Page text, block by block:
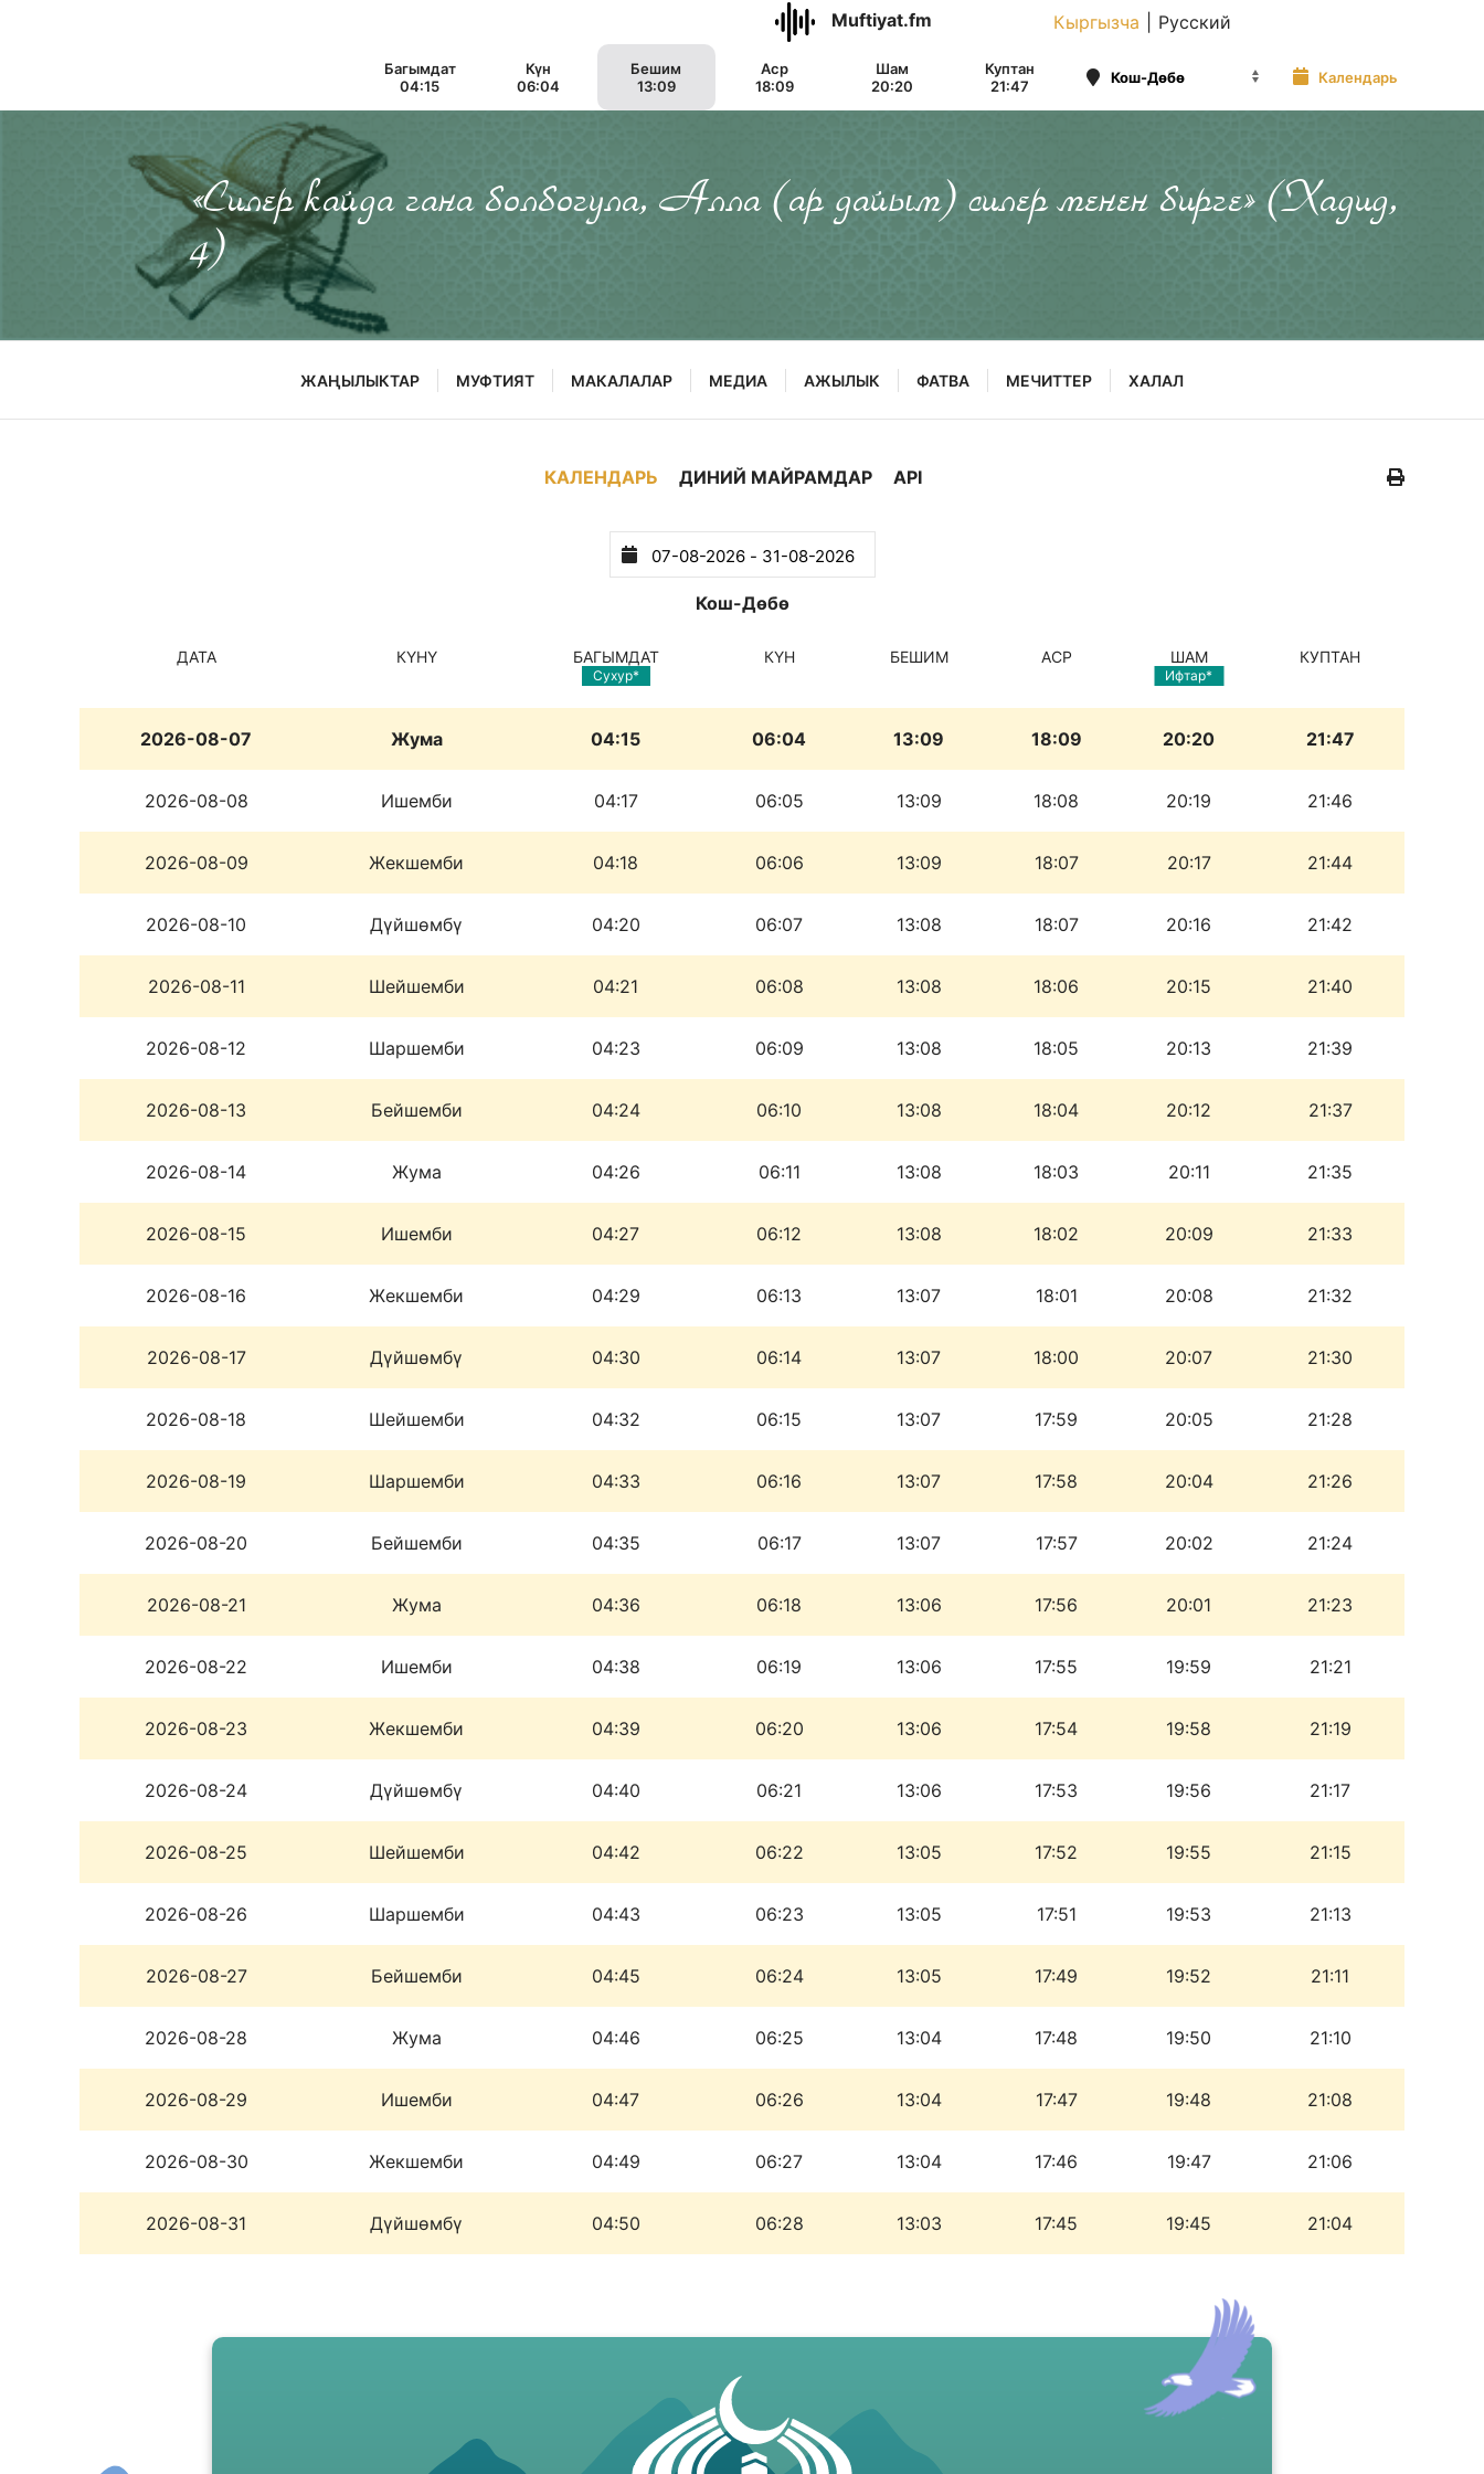
Muftiyat.fm Кыргызча Русский
Багымдат
04:15
Күн
06:04
Бешим
13:09
Аср
18:09
Шам
20:20
Куптан
21:47
Календарь
«Силер кайда гана болбогула, Алла (ар дайым) силер менен бирге» (Хадид,
4)
ЖАҢЫЛЫКТАР МУФТИЯТ МАКАЛАЛАР МЕДИА АЖЫЛЫК ФАТВА МЕЧИТТЕР ХАЛАЛ
КАЛЕНДАРЬ ДИНИЙ МАЙРАМДАР API
Кош-Дөбө
ДАТА КҮНҮ БАГЫМДАТ
Сухур*
КҮН БЕШИМ АСР ШАМ
Ифтар*
КУПТАН
2026-08-07 Жума 04:15 06:04 13:09 18:09 20:20 21:47
2026-08-08 Ишемби 04:17 06:05 13:09 18:08 20:19 21:46
2026-08-09 Жекшемби 04:18 06:06 13:09 18:07 20:17 21:44
2026-08-10 Дүйшөмбү 04:20 06:07 13:08 18:07 20:16 21:42
2026-08-11 Шейшемби 04:21 06:08 13:08 18:06 20:15 21:40
2026-08-12 Шаршемби 04:23 06:09 13:08 18:05 20:13 21:39
2026-08-13 Бейшемби 04:24 06:10 13:08 18:04 20:12 21:37
2026-08-14 Жума 04:26 06:11 13:08 18:03 20:11 21:35
2026-08-15 Ишемби 04:27 06:12 13:08 18:02 20:09 21:33
2026-08-16 Жекшемби 04:29 06:13 13:07 18:01 20:08 21:32
2026-08-17 Дүйшөмбү 04:30 06:14 13:07 18:00 20:07 21:30
2026-08-18 Шейшемби 04:32 06:15 13:07 17:59 20:05 21:28
2026-08-19 Шаршемби 04:33 06:16 13:07 17:58 20:04 21:26
2026-08-20 Бейшемби 04:35 06:17 13:07 17:57 20:02 21:24
2026-08-21 Жума 04:36 06:18 13:06 17:56 20:01 21:23
2026-08-22 Ишемби 04:38 06:19 13:06 17:55 19:59 21:21
2026-08-23 Жекшемби 04:39 06:20 13:06 17:54 19:58 21:19
2026-08-24 Дүйшөмбү 04:40 06:21 13:06 17:53 19:56 21:17
2026-08-25 Шейшемби 04:42 06:22 13:05 17:52 19:55 21:15
2026-08-26 Шаршемби 04:43 06:23 13:05 17:51 19:53 21:13
2026-08-27 Бейшемби 04:45 06:24 13:05 17:49 19:52 21:11
2026-08-28 Жума 04:46 06:25 13:04 17:48 19:50 21:10
2026-08-29 Ишемби 04:47 06:26 13:04 17:47 19:48 21:08
2026-08-30 Жекшемби 04:49 06:27 13:04 17:46 19:47 21:06
2026-08-31 Дүйшөмбү 04:50 06:28 13:03 17:45 19:45 21:04